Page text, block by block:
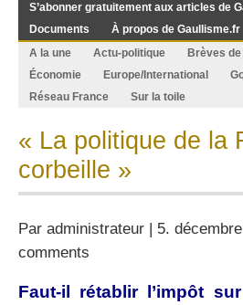
S’abonner gratuitement aux articles de
Documents
À propos de Gaullisme.fr
A la une
Actu-politique Brèves
Économie
Europe/International
Réseau France
Sur la toile
« La politique de la
corbeille »
Par administrateur | 5.
comments
Faut-il rétablir l’impôt